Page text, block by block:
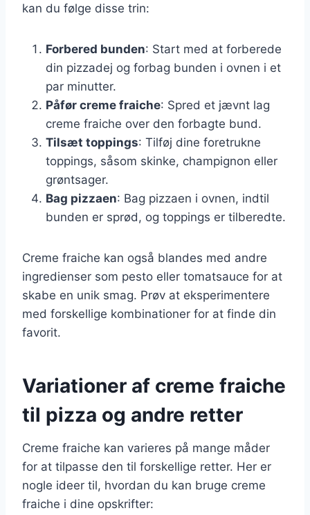
kan du følge disse trin:
Forbered bunden: Start med at forberede
din pizzadej og forbag bunden i ovnen i et
par minutter.
Påfør creme fraiche: Spred et jævnt lag
creme fraiche over den forbagte bund.
Tilsæt toppings: Tilføj dine foretrukne
toppings, såsom skinke, champignon eller
grøntsager.
Bag pizzaen: Bag pizzaen i ovnen, indtil
bunden er sprød, og toppings er tilberedte.
Creme fraiche kan også blandes med andre
ingredienser som pesto eller tomatsauce for at
skabe en unik smag. Prøv at eksperimentere
med forskellige kombinationer for at finde din
favorit.
Variationer af creme fraiche
til pizza og andre retter
Creme fraiche kan varieres på mange måder
for at tilpasse den til forskellige retter. Her er
nogle ideer til, hvordan du kan bruge creme
fraiche i dine opskrifter: